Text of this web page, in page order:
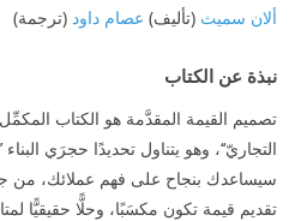
ألان سميث (تأليف) عصام داود (ترجمة)
نبذة عن الكتاب
تصميم القيمة المقدَّمة هو الكتاب المكمِّل
التجاريّ‘‘، وهو يتناول تحديدًا حجرَي البناء
سيساعدك بنجاح على فهم عملائك، من
تقديم قيمة تكون مكسَبًا، وحلًّا حقيقيًّا